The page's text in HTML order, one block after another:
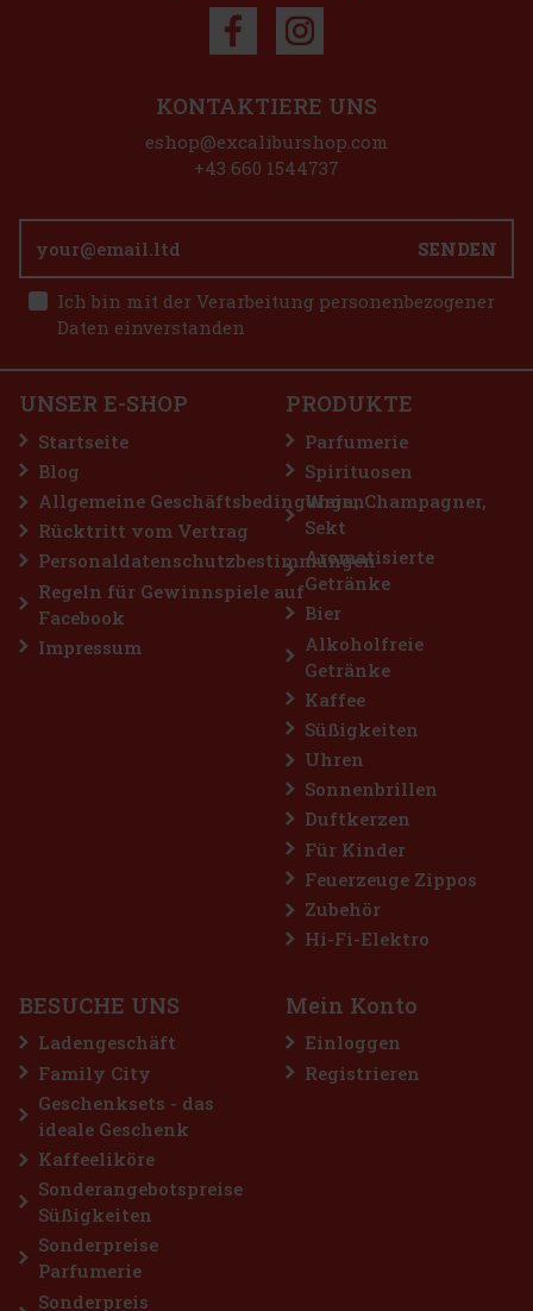
SENDEN
Ich bin mit der Verarbeitung personenbezogener
Daten einverstanden
KONTAKTIERE UNS
eshop@excaliburshop.com
+43 660 1544737
UNSER E-SHOP
Startseite
Blog
Allgemeine Geschäftsbedingungen
Rücktritt vom Vertrag
Personaldatenschutzbestimmungen
Regeln für Gewinnspiele auf
Facebook
Impressum
PRODUKTE
Parfumerie
Spirituosen
Wein, Champagner,
Sekt
Aromatisierte
Getränke
Bier
Alkoholfreie
Getränke
Kaffee
Süßigkeiten
Uhren
Sonnenbrillen
Duftkerzen
Für Kinder
Feuerzeuge Zippos
Zubehör
Hi-Fi-Elektro
BESUCHE UNS
Ladengeschäft
Family City
Geschenksets - das
ideale Geschenk
Kaffeeliköre
Sonderangebotspreise
Süßigkeiten
Sonderpreise
Parfumerie
Sonderpreis
Mein Konto
Einloggen
Registrieren